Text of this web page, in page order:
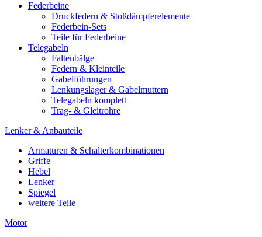
Federbeine
Druckfedern & Stoßdämpferelemente
Federbein-Sets
Teile für Federbeine
Telegabeln
Faltenbälge
Federn & Kleinteile
Gabelführungen
Lenkungslager & Gabelmuttern
Telegabeln komplett
Trag- & Gleitrohre
Lenker & Anbauteile
Armaturen & Schalterkombinationen
Griffe
Hebel
Lenker
Spiegel
weitere Teile
Motor